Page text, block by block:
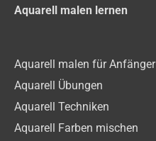
Aquarell malen lernen
Aquarell malen für Anfänger
Aquarell Übungen
Aquarell Techniken
Aquarell Farben mischen